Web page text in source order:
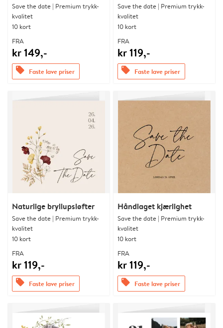
Save the date | Premium trykk-
kvalitet
10 kort
FRA
kr 149,-
offers Faste lave priser
Save the date | Premium trykk-
kvalitet
10 kort
FRA
kr 119,-
offers Faste lave priser
Naturlige bryllupsløfter
Save the date | Premium trykk-
kvalitet
10 kort
FRA
kr 119,-
offers Faste lave priser
Håndlaget kjærlighet
Save the date | Premium trykk-
kvalitet
10 kort
FRA
kr 119,-
offers Faste lave priser